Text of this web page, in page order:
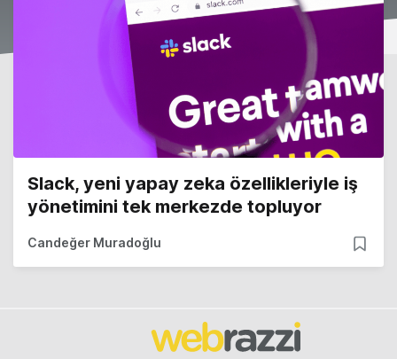
Slack, yeni yapay zeka özellikleriyle iş
yönetimini tek merkezde topluyor
Candeğer Muradoğlu